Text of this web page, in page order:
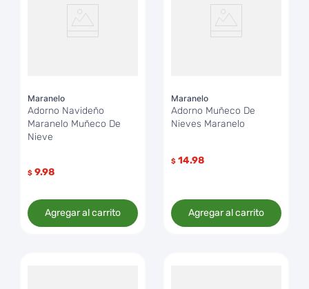
Maranelo
Adorno Navideño
Maranelo Muñeco De
Nieve
$ 9.98
Agregar al carrito
Maranelo
Adorno Muñeco De
Nieves Maranelo
$ 14.98
Agregar al carrito